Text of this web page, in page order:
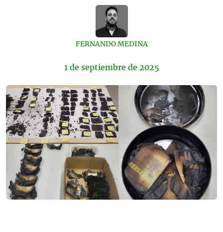
FERNANDO MEDINA
1 de septiembre de 2025